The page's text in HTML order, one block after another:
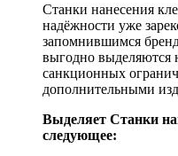
Станки нанесения
надёжности уже
запомнившимся
выгодно выделяются
санкционных
дополнительными
Выделяет Станки
следующее: